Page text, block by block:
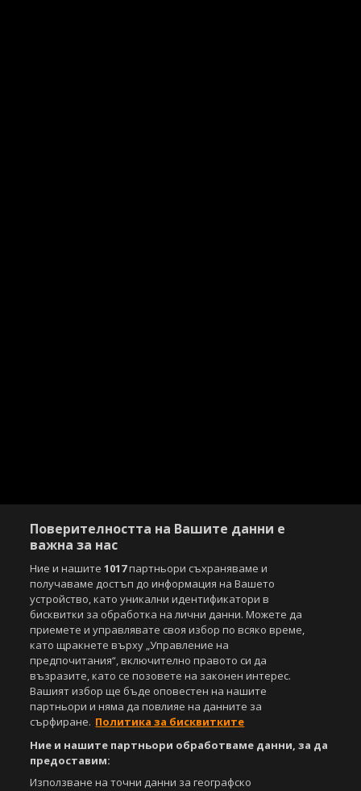
Поверителността на Вашите данни е
важна за нас
Ние и нашите1017партньори съхраняваме и
получаваме достъп до информация на Вашето
устройство, като уникални идентификатори в
бисквитки за обработка на лични данни. Можете да
приемете и управлявате своя избор по всяко време,
като щракнете върху „Управление на
предпочитания“, включително правото си да
възразите, като се позовете на законен интерес.
Вашият избор ще бъде оповестен на нашите
партньори и няма да повлияе на данните за
сърфиране. Политика за бисквитките
Ние и нашите партньори обработваме данни, за да
предоставим:
Използване на точни данни за географско